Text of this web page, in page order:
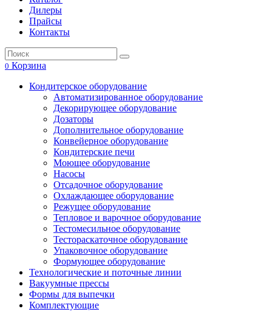
Дилеры
Прайсы
Контакты
0 Корзина
Кондитерское оборудование
Автоматизированное оборудование
Декорирующее оборудование
Дозаторы
Дополнительное оборудование
Конвейерное оборудование
Кондитерские печи
Моющее оборудование
Насосы
Отсадочное оборудование
Охлаждающее оборудование
Режущее оборудование
Тепловое и варочное оборудование
Тестомесильное оборудование
Тестораскаточное оборудование
Упаковочное оборудование
Формующее оборудование
Технологические и поточные линии
Вакуумные прессы
Формы для выпечки
Комплектующие